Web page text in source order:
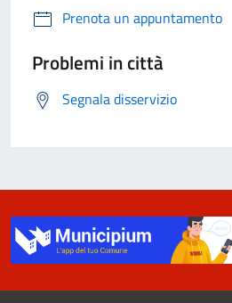
Prenota un appuntamento
Problemi in città
Segnala disservizio